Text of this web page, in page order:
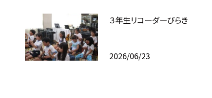
３年生リコーダーびらき
2026/06/23